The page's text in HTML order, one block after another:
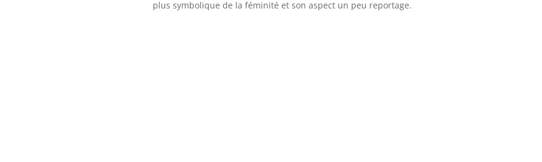
plus symbolique de la féminité et son aspect un peu reportage.